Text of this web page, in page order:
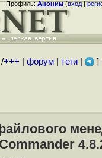
Профиль:Аноним(вход|
+++ форум| теги| ]